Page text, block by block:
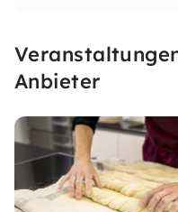
Anbieter